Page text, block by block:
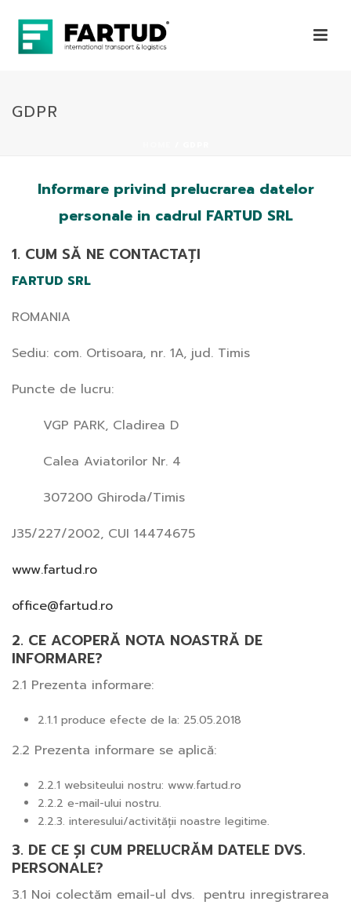
GDPR
Informare privind prelucrarea datelor
personale in cadrul FARTUD SRL
1. CUM SĂ NE CONTACTAȚI
FARTUD SRL
ROMANIA
Sediu: com. Ortisoara, nr. 1A, jud. Timis
Puncte de lucru:
VGP PARK, Cladirea D
Calea Aviatorilor Nr. 4
307200 Ghiroda/Timis
J35/227/2002, CUI 14474675
www.fartud.ro
office@fartud.ro
2. CE ACOPERĂ NOTA NOASTRĂ DE
INFORMARE?
2.1 Prezenta informare:
2.1.1 produce efecte de la: 25.05.2018
2.2 Prezenta informare se aplică:
2.2.1 websiteului nostru: www.fartud.ro
2.2.2 e-mail-ului nostru.
2.2.3. interesului/activității noastre legitime.
3. DE CE ȘI CUM PRELUCRĂM DATELE DVS.
PERSONALE?
3.1 Noi colectăm email-ul dvs. pentru inregistrarea